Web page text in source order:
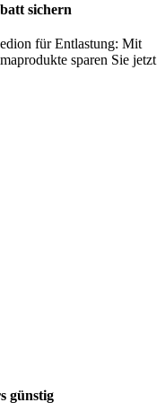
sichern
für Entlastung: Mit
sparen Sie jetzt
günstig